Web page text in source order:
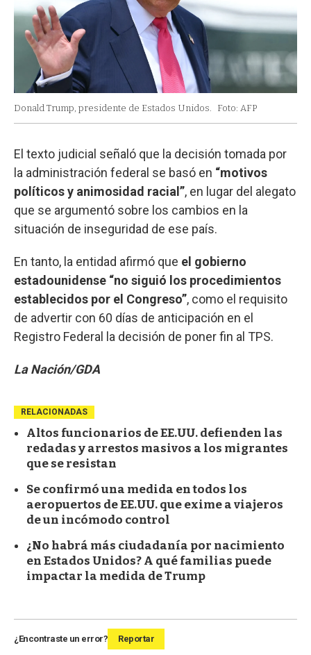
Donald Trump, presidente de Estados Unidos. Foto: AFP
El texto judicial señaló que la decisión tomada por
la administración federal se basó en “motivos
políticos y animosidad racial”, en lugar del alegato
que se argumentó sobre los cambios en la
situación de inseguridad de ese país.
En tanto, la entidad afirmó que el gobierno
estadounidense “no siguió los procedimientos
establecidos por el Congreso”, como el requisito
de advertir con 60 días de anticipación en el
Registro Federal la decisión de poner fin al TPS.
La Nación/GDA
RELACIONADAS
Altos funcionarios de EE.UU. defienden las
redadas y arrestos masivos a los migrantes
que se resistan
Se confirmó una medida en todos los
aeropuertos de EE.UU. que exime a viajeros
de un incómodo control
¿No habrá más ciudadanía por nacimiento
en Estados Unidos? A qué familias puede
impactar la medida de Trump
¿Encontraste un error? Reportar